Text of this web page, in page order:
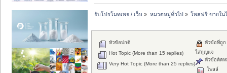
รับโปรโมทเพจ / เว็บ » หมวดหมู่ทั่วไป» โพสฟรี ขายใน
หัวข้อปกติ
Hot Topic (More than 15 replies)
Very Hot Topic (More than 25 replies)
หัวข้อที่ถูก
ใส่กุญแจ
หัวข้อติดห
โพลล์